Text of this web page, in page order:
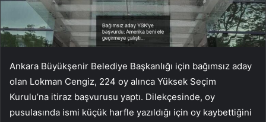
Ankara Büyükşenir Belediye Başkanlığı için bağımsız aday
olan Lokman Cengiz, 224 oy alınca Yüksek Seçim
Kurulu’na itiraz başvurusu yaptı. Dilekçesinde, oy
pusulasında ismi küçük harfle yazıldığı için oy kaybettiğini